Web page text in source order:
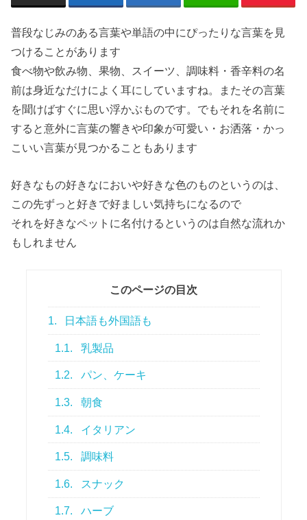
普段なじみのある言葉や単語の中にぴったりな言葉を見
つけることがあります
食べ物や飲み物、果物、スイーツ、調味料・香辛料の名
前は身近なだけによく耳にしていますね。またその言葉
を聞けばすぐに思い浮かぶものです。でもそれを名前に
すると意外に言葉の響きや印象が可愛い・お洒落・かっ
こいい言葉が見つかることもあります
好きなもの好きなにおいや好きな色のものというのは、
この先ずっと好きで好ましい気持ちになるので
それを好きなペットに名付けるというのは自然な流れか
もしれません
このページの目次
1. 日本語も外国語も
1.1. 乳製品
1.2. パン、ケーキ
1.3. 朝食
1.4. イタリアン
1.5. 調味料
1.6. スナック
1.7. ハーブ